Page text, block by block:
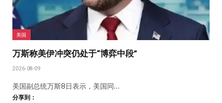
美国
万斯称美伊冲突仍处于“博弈中段”
2026-08-09
美国副总统万斯8日表示，美国同…
分享到：